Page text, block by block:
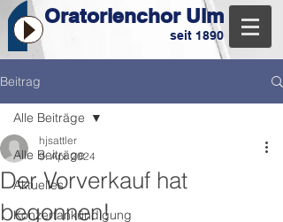
Oratorienchor Ulm
seit 1890
Beitrag
Alle Beiträge
Aktuelles
Konzertankündigung
Alle Beiträge
Der Vorverkauf hat
begonnen!
hjsattler
9. Apr. 2024